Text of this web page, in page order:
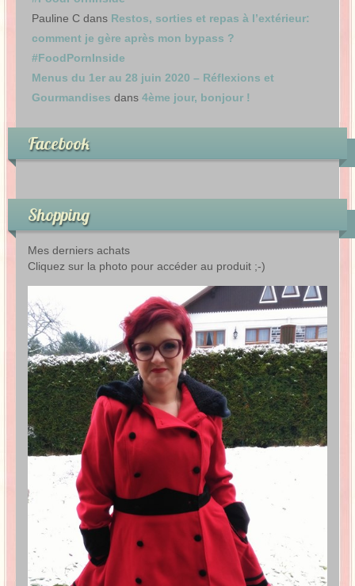
Pauline C dans Restos, sorties et repas à l’extérieur:
comment je gère après mon bypass ?
#FoodPornInside
Menus du 1er au 28 juin 2020 – Réflexions et
Gourmandises dans 4ème jour, bonjour !
Facebook
Shopping
Mes derniers achats
Cliquez sur la photo pour accéder au produit ;-)